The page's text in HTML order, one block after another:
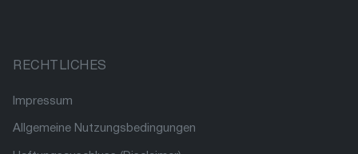
RECHTLICHES
Impressum
Allgemeine Nutzungsbedingungen